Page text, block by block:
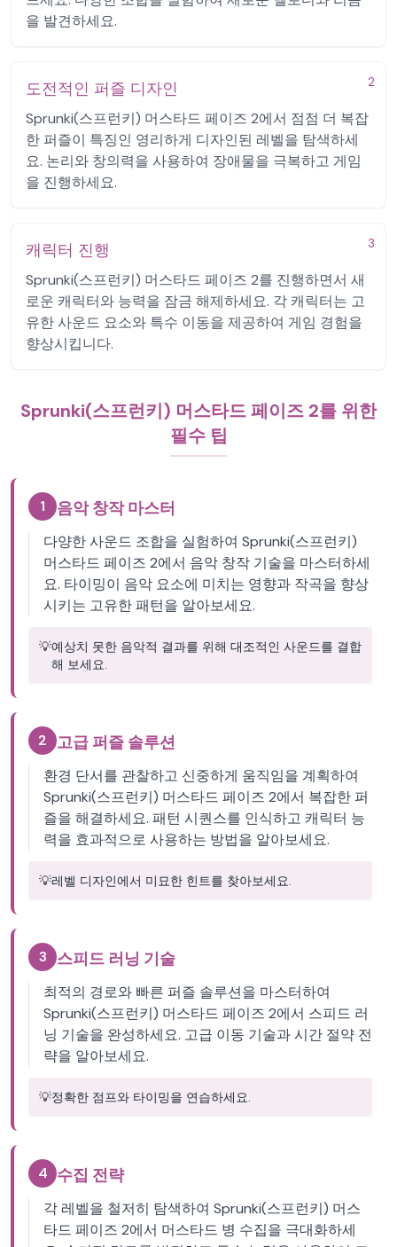
을 발견하세요.
2
도전적인 퍼즐 디자인
Sprunki(스프런키) 머스타드 페이즈 2에서 점점 더 복잡
한 퍼즐이 특징인 영리하게 디자인된 레벨을 탐색하세
요. 논리와 창의력을 사용하여 장애물을 극복하고 게임
을 진행하세요.
3
캐릭터 진행
Sprunki(스프런키) 머스타드 페이즈 2를 진행하면서 새
로운 캐릭터와 능력을 잠금 해제하세요. 각 캐릭터는 고
유한 사운드 요소와 특수 이동을 제공하여 게임 경험을
향상시킵니다.
Sprunki(스프런키) 머스타드 페이즈 2를 위한
필수 팁
1 음악 창작 마스터
다양한 사운드 조합을 실험하여 Sprunki(스프런키)
머스타드 페이즈 2에서 음악 창작 기술을 마스터하세
요. 타이밍이 음악 요소에 미치는 영향과 작곡을 향상
시키는 고유한 패턴을 알아보세요.
💡예상치 못한 음악적 결과를 위해 대조적인 사운드를 결합
해 보세요.
2 고급 퍼즐 솔루션
환경 단서를 관찰하고 신중하게 움직임을 계획하여
Sprunki(스프런키) 머스타드 페이즈 2에서 복잡한 퍼
즐을 해결하세요. 패턴 시퀀스를 인식하고 캐릭터 능
력을 효과적으로 사용하는 방법을 알아보세요.
💡레벨 디자인에서 미묘한 힌트를 찾아보세요.
3 스피드 러닝 기술
최적의 경로와 빠른 퍼즐 솔루션을 마스터하여
Sprunki(스프런키) 머스타드 페이즈 2에서 스피드 러
닝 기술을 완성하세요. 고급 이동 기술과 시간 절약 전
략을 알아보세요.
💡정확한 점프와 타이밍을 연습하세요.
4 수집 전략
각 레벨을 철저히 탐색하여 Sprunki(스프런키) 머스
타드 페이즈 2에서 머스타드 병 수집을 극대화하세